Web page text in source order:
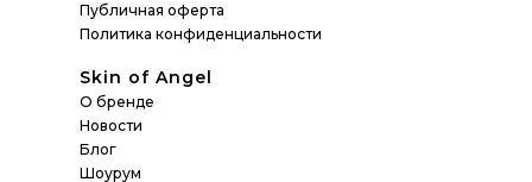
Шоурум
Новости
Блог
О бренде
Публичная оферта
Политика конфиденциальности
Skin of Angel